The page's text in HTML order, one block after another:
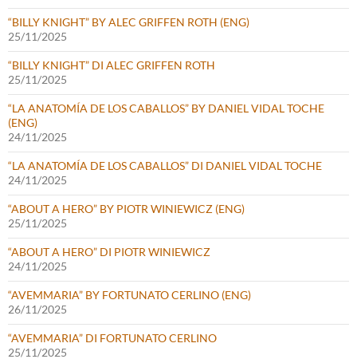
“BILLY KNIGHT” BY ALEC GRIFFEN ROTH (ENG)
25/11/2025
“BILLY KNIGHT” DI ALEC GRIFFEN ROTH
25/11/2025
“LA ANATOMÍA DE LOS CABALLOS” BY DANIEL VIDAL TOCHE
(ENG)
24/11/2025
“LA ANATOMÍA DE LOS CABALLOS” DI DANIEL VIDAL TOCHE
24/11/2025
“ABOUT A HERO” BY PIOTR WINIEWICZ (ENG)
25/11/2025
“ABOUT A HERO” DI PIOTR WINIEWICZ
24/11/2025
“AVEMMARIA” BY FORTUNATO CERLINO (ENG)
26/11/2025
“AVEMMARIA” DI FORTUNATO CERLINO
25/11/2025